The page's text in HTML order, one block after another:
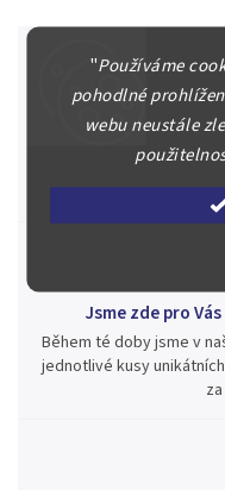
"Používáme
pohodlné
webu neustále
Špičkové
Náš kolektiv
Posoudíme kvalitu a
aukci nebo
Jsme zde pro
Během té doby jsme v
jednotlivé kusy